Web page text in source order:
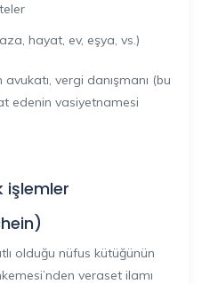
hayat, ev, eşya, vs.)
vergi danışmanı (bu
edenin vasiyetnamesi
işlemler
olduğu nüfus kütüğünün
veraset ilamı